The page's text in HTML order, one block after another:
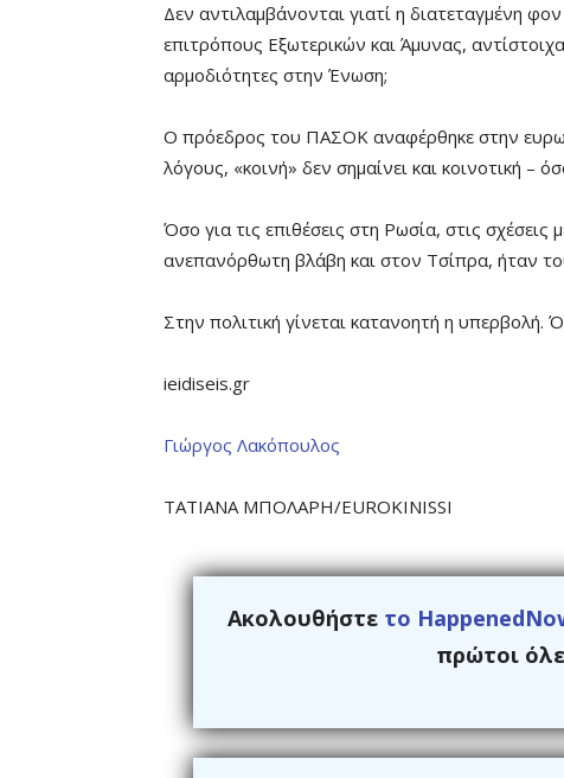
Δεν αντιλαμβάνονται γιατί η διατεταγμένη
επιτρόπους Εξωτερικών και Άμυνας,
αρμοδιότητες στην Ένωση;
Ο πρόεδρος του ΠΑΣΟΚ αναφέρθηκε στην
λόγους, «κοινή» δεν σημαίνει και κοινοτική
Όσο για τις επιθέσεις στη Ρωσία, στις σχέσεις
ανεπανόρθωτη βλάβη και στον Τσίπρα, ήταν
Στην πολιτική γίνεται κατανοητή η υπερβολή.
ieidiseis.gr
Γιώργος Λακόπουλος
ΤΑΤΙΑΝΑ ΜΠΟΛΑΡΗ/EUROKINISSI
Ακολουθήστε το
πρώτοι